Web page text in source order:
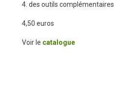
4. des outils complémentaires
4,50 euros
Voir le catalogue